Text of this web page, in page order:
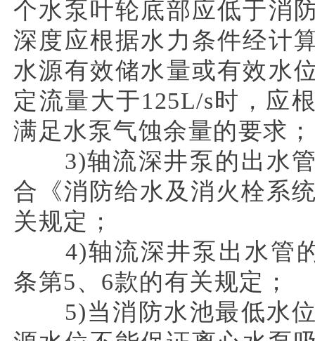
个水泵叶轮底部应低于消
深度应根据水力条件经计
水源有效储水量或有效水
定流量大于125L/s时，应
满足水泵气蚀余量的要求；
3)轴流深井泵的出水管
合《消防给水及消火栓系
关规定；
4)轴流深井泵出水管的
条第5、6款的有关规定；
5)当消防水池最低水位